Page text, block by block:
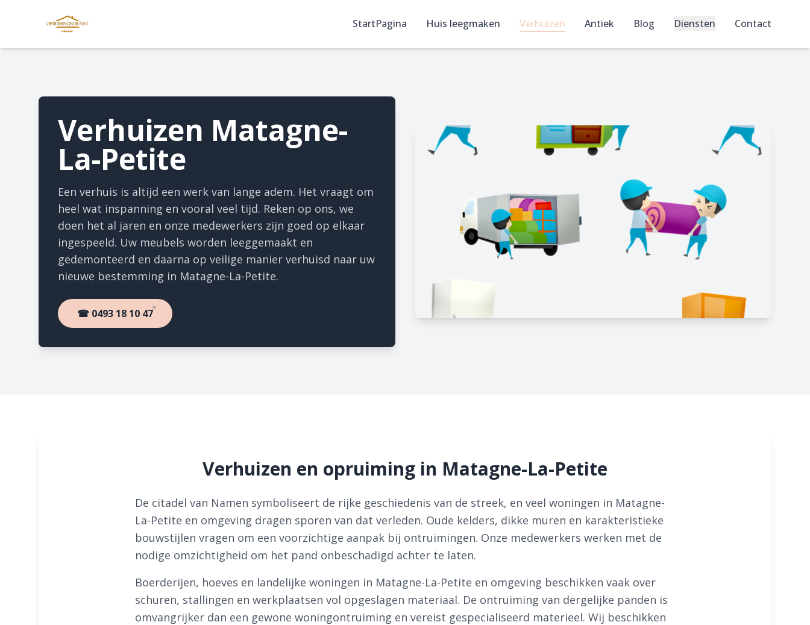
StartPagina Huis leegmaken Verhuizen Antiek Blog Diensten Contact
Verhuizen Matagne-
La-Petite
Een verhuis is altijd een werk van lange adem. Het vraagt om
heel wat inspanning en vooral veel tijd. Reken op ons, we
doen het al jaren en onze medewerkers zijn goed op elkaar
ingespeeld. Uw meubels worden leeggemaakt en
gedemonteerd en daarna op veilige manier verhuisd naar uw
nieuwe bestemming in Matagne-La-Petite.
☎ 0493 18 10 47
Verhuizen en opruiming in Matagne-La-Petite
De citadel van Namen symboliseert de rijke geschiedenis van de streek, en veel woningen in Matagne-
La-Petite en omgeving dragen sporen van dat verleden. Oude kelders, dikke muren en karakteristieke
bouwstijlen vragen om een voorzichtige aanpak bij ontruimingen. Onze medewerkers werken met de
nodige omzichtigheid om het pand onbeschadigd achter te laten.
Boerderijen, hoeves en landelijke woningen in Matagne-La-Petite en omgeving beschikken vaak over
schuren, stallingen en werkplaatsen vol opgeslagen materiaal. De ontruiming van dergelijke panden is
omvangrijker dan een gewone woningontruiming en vereist gespecialiseerd materieel. Wij beschikken